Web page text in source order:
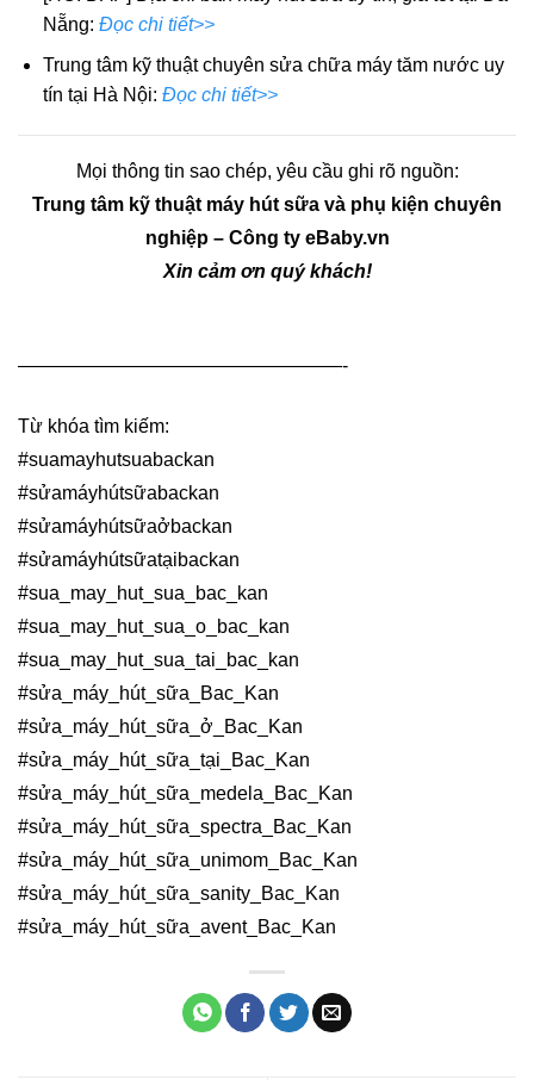
Nẵng: Đọc chi tiết>>
Trung tâm kỹ thuật chuyên sửa chữa máy tăm nước uy
tín tại Hà Nội: Đọc chi tiết>>
Mọi thông tin sao chép, yêu cầu ghi rõ nguồn:
Trung tâm kỹ thuật máy hút sữa và phụ kiện chuyên
nghiệp – Công ty eBaby.vn
Xin cảm ơn quý khách!
—————————————————-
Từ khóa tìm kiếm:
#suamayhutsuabackan
#sửamáyhútsữabackan
#sửamáyhútsữaởbackan
#sửamáyhútsữatạibackan
#sua_may_hut_sua_bac_kan
#sua_may_hut_sua_o_bac_kan
#sua_may_hut_sua_tai_bac_kan
#sửa_máy_hút_sữa_Bac_Kan
#sửa_máy_hút_sữa_ở_Bac_Kan
#sửa_máy_hút_sữa_tại_Bac_Kan
#sửa_máy_hút_sữa_medela_Bac_Kan
#sửa_máy_hút_sữa_spectra_Bac_Kan
#sửa_máy_hút_sữa_unimom_Bac_Kan
#sửa_máy_hút_sữa_sanity_Bac_Kan
#sửa_máy_hút_sữa_avent_Bac_Kan